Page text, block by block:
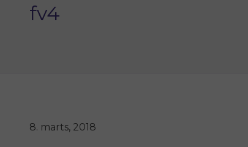
fv4
8. marts, 2018